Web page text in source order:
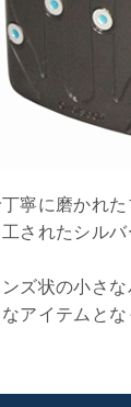
寧に磨かれ
されたシル
ズ状の小さ
アイテムとな